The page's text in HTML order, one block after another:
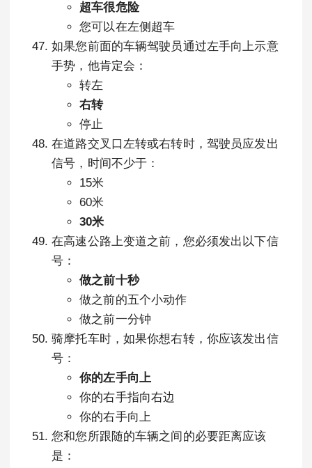
超车很危险
您可以在左侧超车
如果您前面的车辆驾驶员通过左手向上示意
手势，他肯定会：
转左
右转
停止
在道路交叉口左转或右转时，驾驶员应发出
信号，时间不少于：
15米
60米
30米
在高速公路上变道之前，您必须发出以下信
号：
做之前十秒
做之前的五个小动作
做之前一分钟
骑摩托车时，如果你想右转，你应该发出信
号：
你的左手向上
你的右手指向右边
你的右手向上
您和您所跟随的车辆之间的必要距离应该
是：